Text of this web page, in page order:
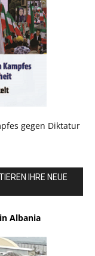
gegen Diktatur
IHRE NEUE
Albania